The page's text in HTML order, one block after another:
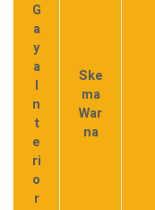
G
a
y
a
I
n
t
e
ri
o
r
Ske
ma
War
na